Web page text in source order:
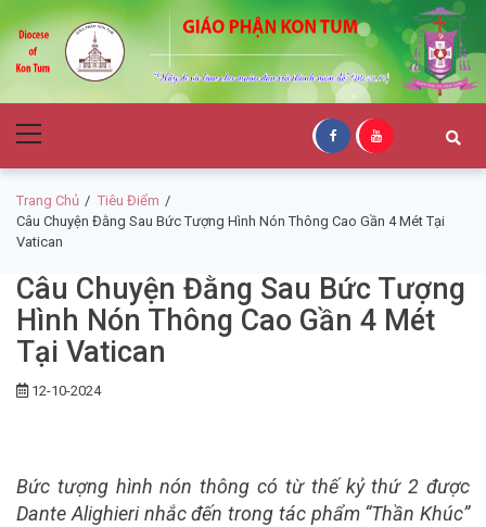
to
navigation
to
content
Giáo Phận Kon
Tum
Menu
Trang Chủ
Tiêu Điểm
Câu Chuyện Đằng Sau Bức Tượng Hình Nón Thông Cao Gần 4 Mét Tại
Vatican
Câu Chuyện Đằng Sau Bức Tượng
Hình Nón Thông Cao Gần 4 Mét
Tại Vatican
12-10-2024
Bức tượng hình nón thông có từ thế kỷ thứ 2 được
Dante Alighieri nhắc đến trong tác phẩm “Thần Khúc”